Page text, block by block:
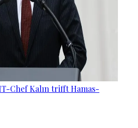
Chef Kalın trifft Hamas-